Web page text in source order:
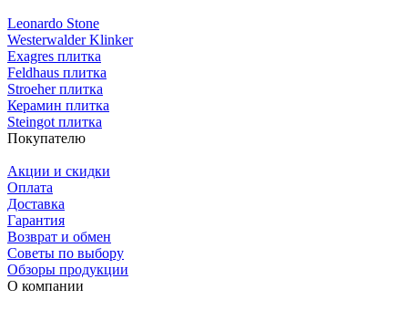
Leonardo Stone
Westerwalder Klinker
Exagres плитка
Feldhaus плитка
Stroeher плитка
Керамин плитка
Steingot плитка
Покупателю
Акции и скидки
Оплата
Доставка
Гарантия
Возврат и обмен
Советы по выбору
Обзоры продукции
О компании